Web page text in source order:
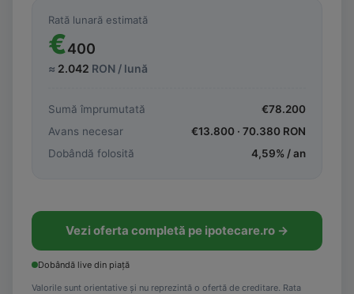
Rată lunară estimată
€400
≈ 2.042 RON / lună
Sumă împrumutată €78.200
Avans necesar
€13.800 · 70.380 RON
Dobândă folosită
4,59% / an
Vezi oferta completă pe ipotecare.ro →
Dobândă live din piață
Valorile sunt orientative și nu reprezintă o ofertă de creditare. Rata